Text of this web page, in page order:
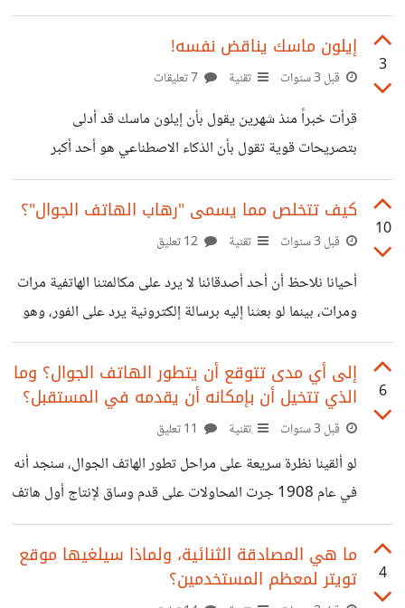
وكيف لمعت عيناه من الفرحة والانبهار بهذا الاختراع الذي أضحى
لغة العصر! عن نفسي فقد امتلكت أول حاسوب في حياتي وأنا
بعمر العاشرة، وقد سافرت مع والدي لمحافظة أخرى لشراء
الحاسوب ومعه طابعة، وعدت إلى المنزل مرهقاً للغاية من السفر،
وطلب مني والدي الخلود إلى النوم وفي الصباح نقوم بتشغيل
الحاسوب وتجربته، لكنني أبيت إلا أن أقوم بتشغيله حالاً
3
إيلون ماسك يناقض نفسه!
قبل 3 سنوات تقنية
قرأت خبراً منذ شهرين يقول بأن إيلون ماسك قد أدلى
بتصريحات قوية تقول بأن الذكاء الاصطناعي هو أحد أكبر
المخاطر على الحضارة البشرية ويجب إيقاف العمل عليه
والتطوير فيه. والعجيب أنني علمت أنه في الأساس من مؤسسي
المتطورة مع البشر، صحيح أن "ماسك" ترك الشركة في 2018
ولكنه ضخ مليارات الدولارات في الاستثمار في المجال الذي
يحذر الناس بنفسه منه! واليوم قرأت خبراً
10
كيف تتخلص مما يسمى "رهاب الهاتف الجوال"؟
قبل 3 سنوات تقنية
أحيانا نلاحظ أن أحد أصدقائنا لا يرد على مكالمتنا الهاتفية مرات
ومرات، بينما لو بعثنا إليه برسالة إلكترونية يرد على الفور، وهو
في الحياة الواقعية طبيعي جداً ومتزن وسلس في حديثه، ولكن
مع المكالمات الهاتفية فالأمر مزر! مؤكد أن الأمر قد تسبب له
بمشاكل عدة، فتارة يغضب منه البعض وتارة يلومونه، وحين
تسأله عن سبب ذلك يقول لك لا أعلم! أنا فقد أتوتر عندما أتلقى
مكالمة هاتفية وأشعر بقلق شديد لا ينتهي إلا بانتهاء رنة الجوال!
حسناً، إن الأمر يمكن
6
إلى أي مدى تتوقع أن يتطور الهاتف الجوال؟ وما
الذي تتخيل أن بإمكانه أن يقدمه في المستقبل؟
قبل 3 سنوات تقنية
لو ألقينا نظرة سريعة على مراحل تطور الهاتف الجوال، سنجد أنه
في عام 1908 جرت المحاولات على قدم وساق لإنتاج أول هاتف
لاسلكي في التاريخ، واستمرت تلك المحاولات إلى أن ظهر أول
هاتف محمول متاح للعامة في عام 1973، وكان يزن 1.1 كلغ!
4
ما هي المصادقة الثنائية، ولماذا سيلغيها موقع
تويتر لمعظم المستخدمين؟